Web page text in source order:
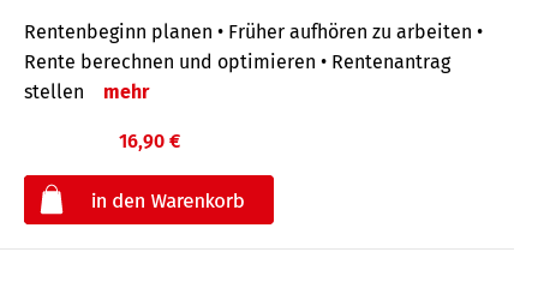
Rentenbeginn planen • Früher aufhören zu arbeiten •
Rente berechnen und optimieren • Rentenantrag
stellen
mehr
16,90 €